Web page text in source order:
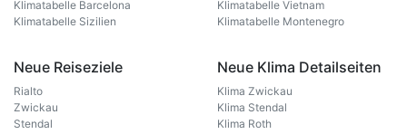
Klimatabelle Barcelona
Klimatabelle Sizilien
Klimatabelle Vietnam
Klimatabelle Montenegro
Neue Reiseziele
Rialto
Zwickau
Stendal
Neue Klima Detailseiten
Klima Zwickau
Klima Stendal
Klima Roth